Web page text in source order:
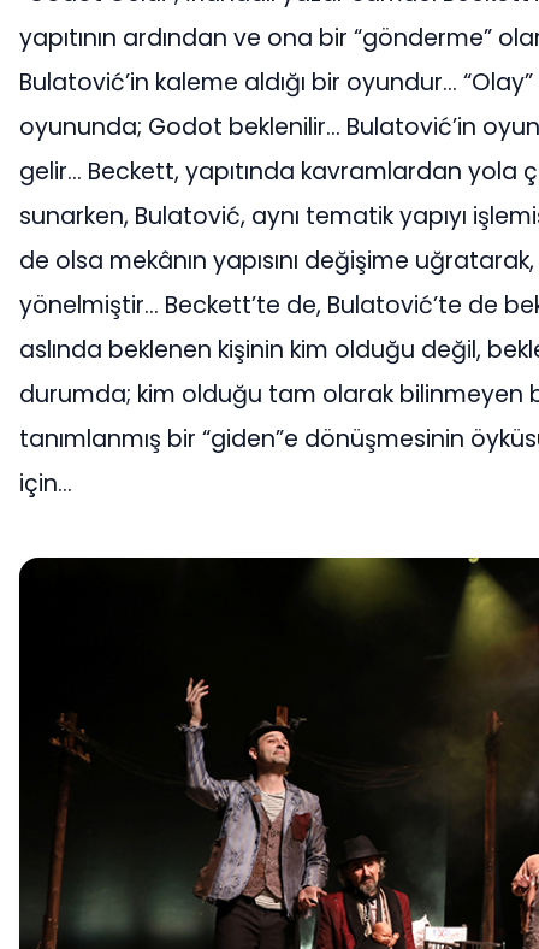
yapıtının ardından ve ona bir “gönderme”
Bulatović’in kaleme aldığı bir oyundur…
oyununda; Godot beklenilir… Bulatović’in
gelir… Beckett, yapıtında kavramlardan yola
sunarken, Bulatović, aynı tematik yapıyı
de olsa mekânın yapısını değişime
yönelmiştir… Beckett’te de, Bulatović’te de
aslında beklenen kişinin kim olduğu değil,
durumda; kim olduğu tam olarak bilinmeyen
tanımlanmış bir “giden”e dönüşmesinin
için…